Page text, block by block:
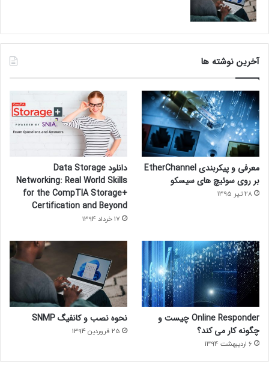
آخرین نوشته ها
معرفی و پیکربندی EtherChannel
بر روی سوئیچ های سیسکو
28 تیر 1395
دانلود Data Storage
Networking: Real World Skills
for the CompTIA Storage+
Certification and Beyond
17 خرداد 1394
Online Responder چیست و
چگونه کار می کند؟
6 اردیبهشت 1394
نحوه نصب و کانفیگ SNMP
25 فروردین 1394